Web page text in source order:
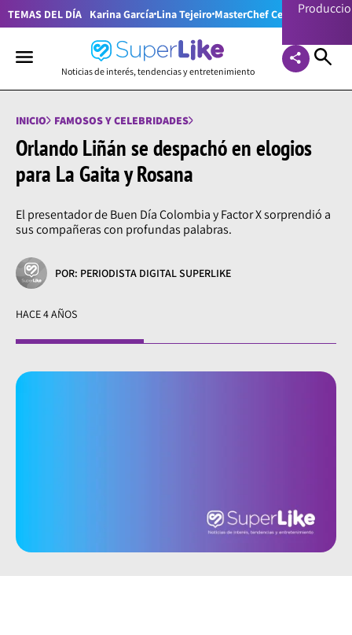
TEMAS DEL DÍA Karina García Lina Tejeiro MasterChef Celebrity
Noticias de interés, tendencias y entretenimiento
INICIO FAMOSOS Y CELEBRIDADES
Orlando Liñán se despachó en elogios
para La Gaita y Rosana
El presentador de Buen Día Colombia y Factor X sorprendió a
sus compañeras con profundas palabras.
POR: PERIODISTA DIGITAL SUPERLIKE
HACE 4 AÑOS